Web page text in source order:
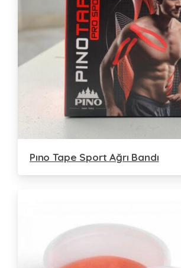
Pıno Tape Sport Ağrı Bandı